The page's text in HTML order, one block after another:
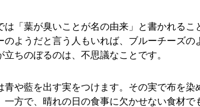
は「葉が臭いことが名の由来」と書かれる
のようだと言う人もいれば、ブルーチーズ
ちのぼるのは、不思議なことです。
青や藍を出す実をつけます。その実で布を
一方で、晴れの日の食事に欠かせない食材